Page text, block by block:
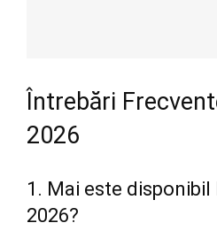
Întrebări
2026
1. Mai este disponibil
2026?